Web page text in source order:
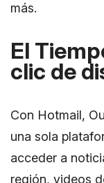
más.
El
clic de
Con Hotmail,
una sola
acceder a
región, videos